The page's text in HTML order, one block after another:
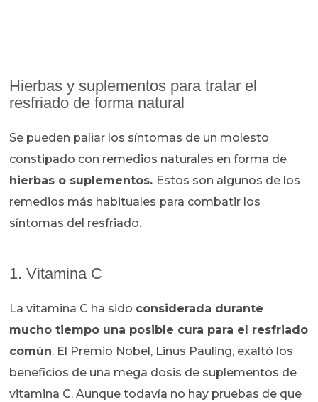
Hierbas y suplementos para tratar el
resfriado de forma natural
Se pueden paliar los síntomas de un molesto
constipado con remedios naturales en forma de
hierbas o suplementos. Estos son algunos de los
remedios más habituales para combatir los
síntomas del resfriado.
1. Vitamina C
La vitamina C ha sido considerada durante
mucho tiempo una posible cura para el resfriado
común. El Premio Nobel, Linus Pauling, exaltó los
beneficios de una mega dosis de suplementos de
vitamina C. Aunque todavía no hay pruebas de que